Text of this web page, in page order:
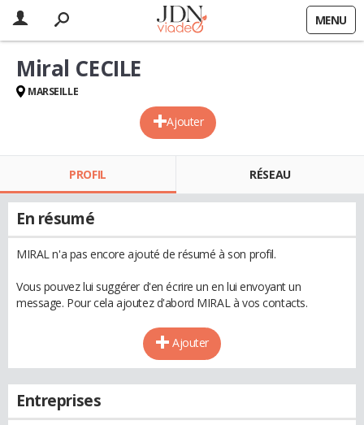
MENU
Ajouter
Miral CECILE
MARSEILLE
PROFIL RÉSEAU
En résumé
MIRAL n'a pas encore ajouté de résumé à son profil.
Vous pouvez lui suggérer d'en écrire un en lui envoyant un
message. Pour cela ajoutez d'abord MIRAL à vos contacts.
Ajouter
Entreprises